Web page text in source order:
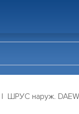
ШРУС наруж.